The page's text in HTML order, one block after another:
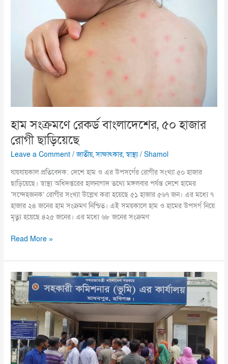
হাম সংক্রমণে রেকর্ড বাংলাদেশের, ৫০ হাজার
রোগী ছাড়িয়েছে
Leave a Comment /জাতীয়,সাক্ষাৎকার,স্বাস্থ্য/Shamol
যায়যায়কাল প্রতিবেদক: দেশে হাম ও এর উপসর্গের রোগীর সংখ্যা ৫০ হাজার
ছাড়িয়েছে। স্বাস্থ্য অধিদপ্তরের হালনাগাদ তথ্যে মঙ্গলবার পর্যন্ত দেশে হামের
‘সন্দেহজনক’ রোগীর সংখ্যা উল্লেখ করা হয়েছে ৫১ হাজার ৫৬৭ জন। এর মধ্যে ৭
হাজার ২৪ জনের হাম সংক্রমণ নিশ্চিত। এই সময়কালে হাম ও হামের উপসর্গ নিয়ে
মৃত্যু হয়েছে ৪২৫ জনের। এর মধ্যে ৬৮ জনের সংক্রমণ
বাংলাদেশের,
হাজার
ছাড়িয়েছে
Read More »
সার্ভেয়ার
নেই,
থমকে
আছে
মাধবপুর
ভূমি
অফিসের
কার্যক্রম